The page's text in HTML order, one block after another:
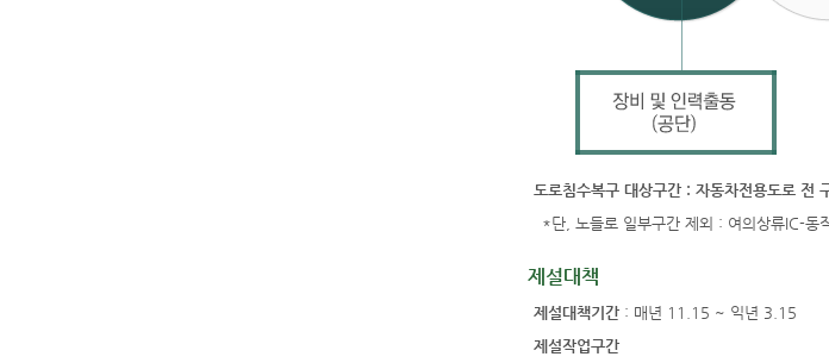
도로침수복구 대상구간 : 자동차전용도로 전
*단, 노들로 일부구간 제외 : 여의상류IC-동
제설대책
제설대책기간 : 매년 11.15 ~ 익년 3.15
제설작업구간